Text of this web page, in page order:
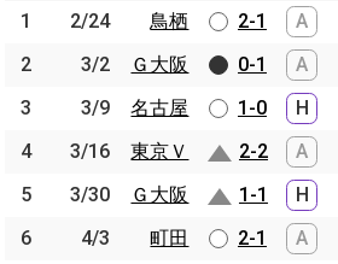
節 開催日 相手 スコア
1 2/24 鳥栖 2-1 A
2
3/2 Ｇ大阪 0-1 A
3
3/9 名古屋 1-0 H
4
3/16 東京Ｖ 2-2 A
5
3/30 Ｇ大阪 1-1 H
6
4/3 町田 2-1 A
1 2/24
鳥栖
2
3/2
Ｇ大阪
3
3/9
名古屋
4
3/16
東京Ｖ
5
3/30
Ｇ大阪
6
4/3
町田